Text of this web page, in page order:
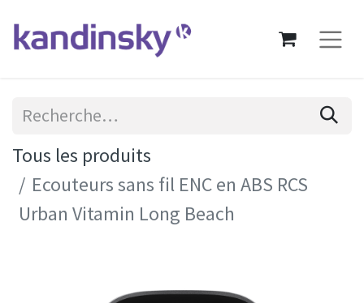
Tous les produits
Ecouteurs sans fil ENC en ABS RCS
Urban Vitamin Long Beach